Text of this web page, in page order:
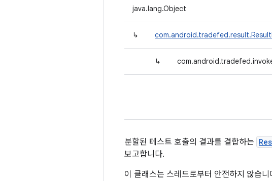
java.lang.Object
↳
↳
분할된 테스트 호출의 결과를 결합하는
보고합니다.
이 클래스는 스레드로부터 안전하지 않습